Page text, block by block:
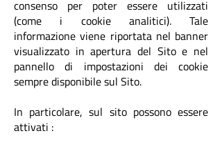
consenso per poter essere utilizzati
(come i cookie analitici). Tale
informazione viene riportata nel banner
visualizzato in apertura del Sito e nel
pannello di impostazioni dei cookie
sempre disponibile sul Sito.
In particolare, sul sito possono essere
attivati :